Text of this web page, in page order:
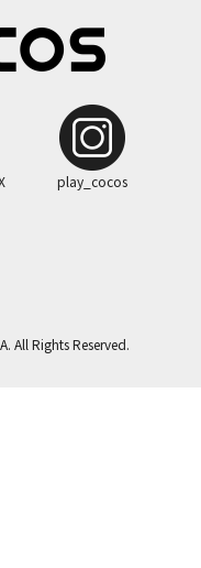
play_cocos
All Rights Reserved.